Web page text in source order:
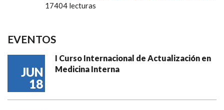
17404 lecturas
EVENTOS
JUN
18
I Curso Internacional de Actualización en
Medicina Interna